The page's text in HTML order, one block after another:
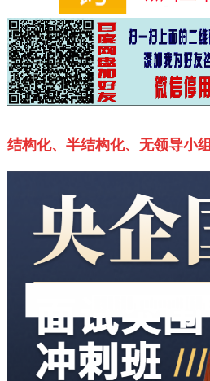
结构化、半结构化、无领导小组